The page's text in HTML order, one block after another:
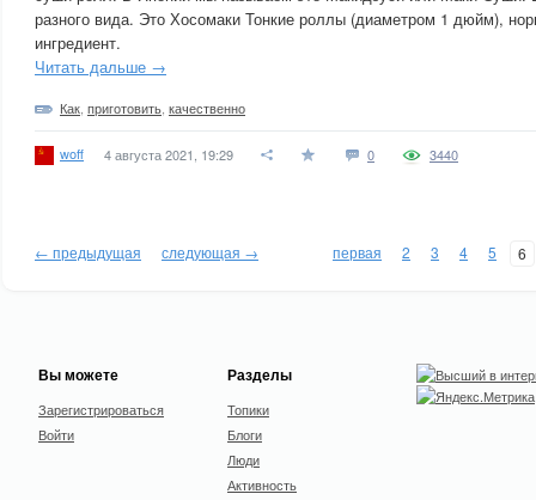
разного вида. Это Хосомаки Тонкие роллы (диаметром 1 дюйм),
ингредиент.
Читать дальше →
Как приготовить качественно
woff 4 августа 2021, 19:29 0 3440
← предыдущая следующая → первая 2 3 4 5 6
Вы можете
Зарегистрироваться
Войти
Разделы
Топики
Блоги
Люди
Активность